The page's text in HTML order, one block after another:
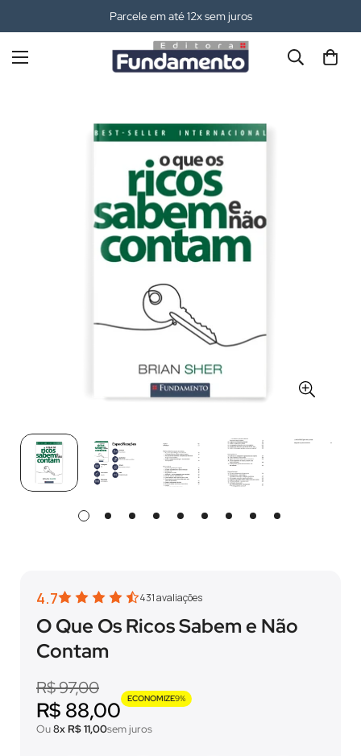
Parcele em até 12x sem juros
4.7 431avaliações
O Que Os Ricos Sabem e Não
Contam
Preço
regular
R$ 97,00
Preço
de
venda
R$ 88,00 ECONOMIZE9%
Ou8xR$ 11,00sem juros